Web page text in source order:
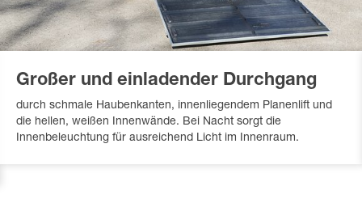
Großer und einladender Durchgang
durch schmale Haubenkanten, innenliegendem Planenlift und
die hellen, weißen Innenwände. Bei Nacht sorgt die
Innenbeleuchtung für ausreichend Licht im Innenraum.